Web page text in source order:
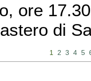
ore
di
1 2 3 4 5